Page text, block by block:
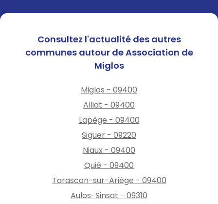
Consultez l'actualité des autres
communes autour de Association de
Miglos
Miglos - 09400
Alliat - 09400
Lapège - 09400
Siguer - 09220
Niaux - 09400
Quié - 09400
Tarascon-sur-Ariège - 09400
Aulos-Sinsat - 09310